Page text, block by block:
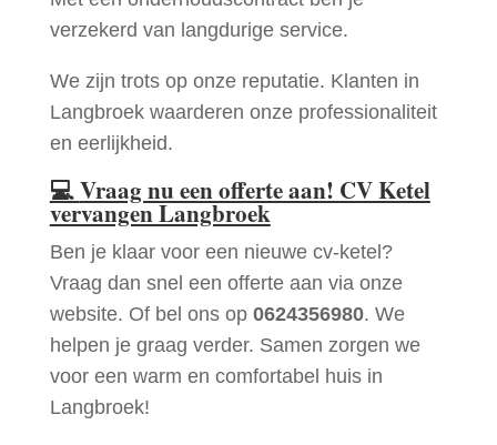
verzekerd van langdurige service.
We zijn trots op onze reputatie. Klanten in
Langbroek waarderen onze professionaliteit
en eerlijkheid.
💻Vraag nu een offerte aan! CV Ketel
vervangen Langbroek
Ben je klaar voor een nieuwe cv-ketel?
Vraag dan snel een offerte aan via onze
website. Of bel ons op 0624356980. We
helpen je graag verder. Samen zorgen we
voor een warm en comfortabel huis in
Langbroek!